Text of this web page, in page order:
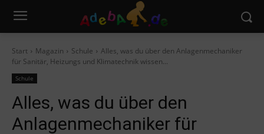
Start Magazin Schule
Alles, was du über den Anlagenmechaniker
für Sanitär, Heizungs und Klimatechnik wissen...
Schule
Alles, was du über den
Anlagenmechaniker für